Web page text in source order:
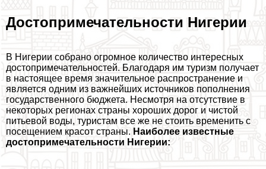
Достопримечательности Нигерии
В Нигерии собрано огромное количество интересных
достопримечательностей. Благодаря им туризм получает
в настоящее время значительное распространение и
является одним из важнейших источников пополнения
государственного бюджета. Несмотря на отсутствие в
некоторых регионах страны хороших дорог и чистой
питьевой воды, туристам все же не стоить временить с
посещением красот страны. Наиболее известные
достопримечательности Нигерии: